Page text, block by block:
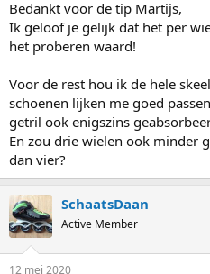
Bedankt voor de tip Martijs,
Ik geloof je gelijk dat het per
het proberen waard!
Voor de rest hou ik de hele
schoenen lijken me goed
getril ook enigszins
En zou drie wielen ook minder
dan vier?
SchaatsDaan
Active Member
12 mei 2020